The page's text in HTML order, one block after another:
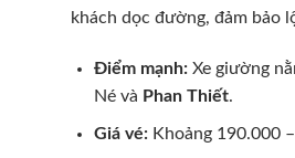
khách dọc đường, đảm bảo
Điểm mạnh:Xe giường
Né và Phan Thiết.
Giá vé:Khoảng 190.000